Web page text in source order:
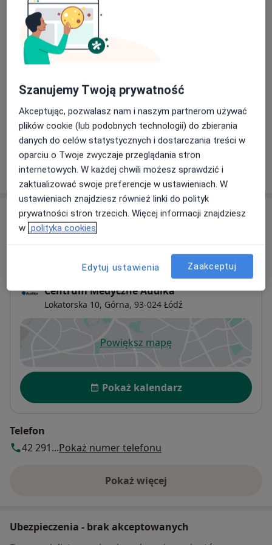
(Akademia Humanistyczno-Ekonomiczna, Uniwersytet
Łódzki)
-Współzałożycielka i szkoleniowiec Szkoły Zdrowego
Głosu
-Członkini Polskiego Towarzystwa Audiologicznego i
Polskiego Towarzystwa Rehabilitacji Głosu.
Elektrostymulacja
Od 100 zł Szczegóły
wizyta)
+ 11 usług
W jaki sposób ustalane są ceny?
Adresy (3)
Centrum Medyczne Audika
Lokatorska 10, Górna, 93-024 Łódź
Powiększ mapęotwiera się w nowej karcie
Dostępność
Pokaż kalendarz
Telefon
42 291...Pokaż numer telefonu
Pokaż więcej
o adresie
Ubezpieczenia - brak akceptowanych
Szanujemy Twoją prywatność
Akceptując, pozwalasz nam i naszym partnerom używać
plików cookie (lub podobnych technologii) do zbierania
danych do celów statystycznych i dostarczania treści w
oparciu o Twoje zwyczaje przeglądania stron
internetowych. W każdej chwili możesz sprawdzić i
zaktualizować swoje preferencje w ustawieniach. W
ustawieniach znajdziesz również linki do polityk
prywatności stron trzecich. Więcej informacji znajdziesz
w polityka cookies
Edytuj ustawienia Zaakceptuj